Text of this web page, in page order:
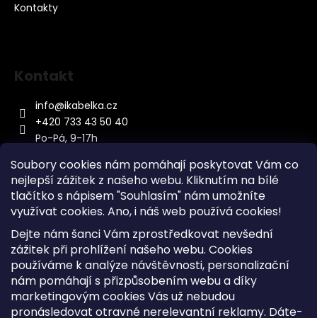
Soubory cookies nám pomáhají poskytovat Vám co
nejlepší zážitek z našeho webu. Kliknutím na bílé
tlačítko s nápisem "Souhlasím" nám umožníte
využívat cookies. Ano, i náš web používá cookies!
Dejte nám šanci Vám zprostředkovat nevšední
zážitek při prohlížení našeho webu. Cookies
používáme k analýze návštěvnosti, personalizační
nám pomáhají s přizpůsobením webu a díky
marketingovým cookies Vás už nebudou
pronásledovat otravné nerelevantní reklamy. Dáte-
Kontakty
Kontakt
info@ikabelka.cz
+420 733 43 50 40
Po-Pá, 9-17h
Kontakt
Sitemap
Doprava a Platba
Reklamace Zboží
Obchodní podmínky